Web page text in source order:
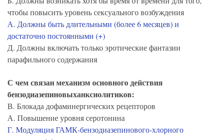
чтобы повысить уровень сексуального возбуждения
А. Должны быть длительными (более 6 месяцев) и
достаточно постоянными (+)
Д. Должны включать только эротические фантазии
парафильного содержания
С чем связан механизм основного действия
бензодиазепиновыханксиолитиков:
В. Блокада дофаминергических рецепторов
А. Повышение уровня серотонина
Г. Модуляция ГАМК-бензодиазепинового-хлорного